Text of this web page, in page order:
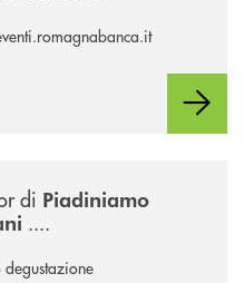
di Piadiniamo
....
degustazione